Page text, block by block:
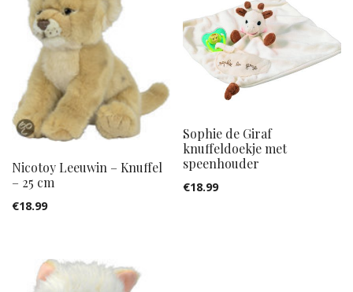
Nicotoy Leeuwin – Knuffel
– 25 cm
€18.99
Sophie de Giraf
knuffeldoekje met
speenhouder
€18.99